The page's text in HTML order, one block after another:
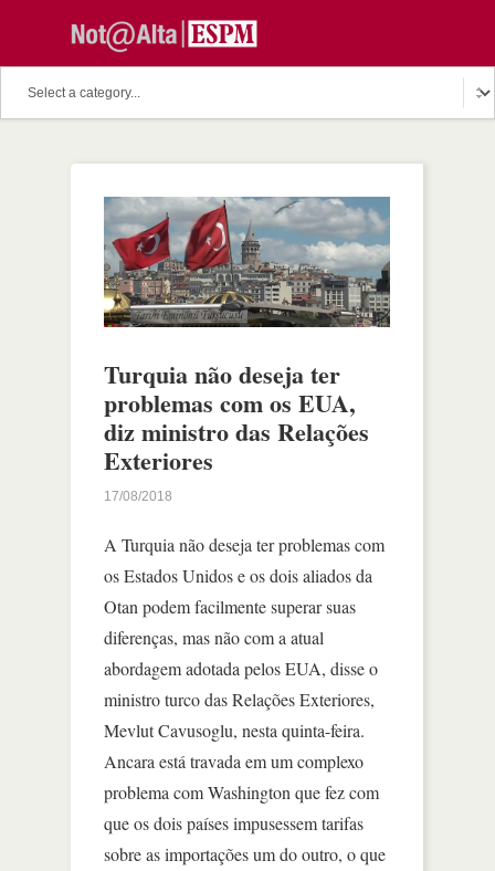
Turquia não deseja ter
problemas com os EUA,
diz ministro das Relações
Exteriores
17/08/2018
A Turquia não deseja ter problemas com
os Estados Unidos e os dois aliados da
Otan podem facilmente superar suas
diferenças, mas não com a atual
abordagem adotada pelos EUA, disse o
ministro turco das Relações Exteriores,
Mevlut Cavusoglu, nesta quinta-feira.
Ancara está travada em um complexo
problema com Washington que fez com
que os dois países impusessem tarifas
sobre as importações um do outro, o que